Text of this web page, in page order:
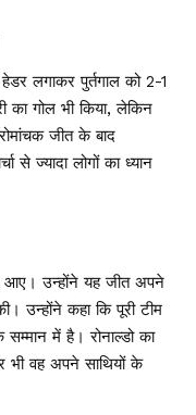
लगाकर पुर्तगाल को 2-1
का गोल भी किया, लेकिन
जीत के बाद
ज्यादा लोगों का ध्यान
आए। उन्होंने यह जीत अपने
उन्होंने कहा कि पूरी टीम
में है। रोनाल्डो का
भी वह अपने साथियों के